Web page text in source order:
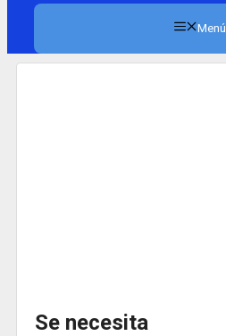
Menú
Se necesita